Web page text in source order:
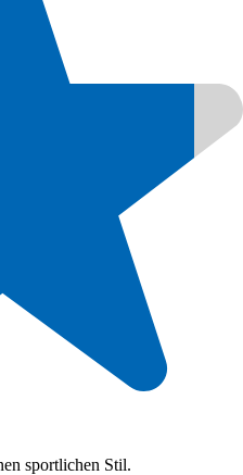
sportlichen Stil.